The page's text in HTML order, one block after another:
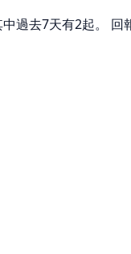
過去7天有2起。